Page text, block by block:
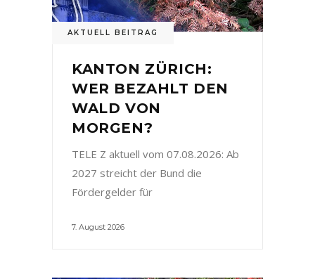
AKTUELL BEITRAG
KANTON ZÜRICH:
WER BEZAHLT DEN
WALD VON
MORGEN?
TELE Z aktuell vom 07.08.2026: Ab
2027 streicht der Bund die
Fördergelder für
7. August 2026